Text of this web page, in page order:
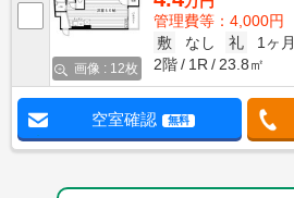
画像 : 12枚
管理費等：4,000円
敷
なし 礼
1ヶ月
2階
1R 23.8㎡
空室確認 無料